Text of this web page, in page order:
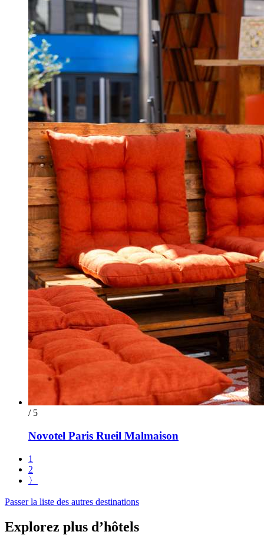
/ 5
Novotel Paris Rueil Malmaison
1
2
〉
Passer la liste des autres destinations
Explorez plus d’hôtels